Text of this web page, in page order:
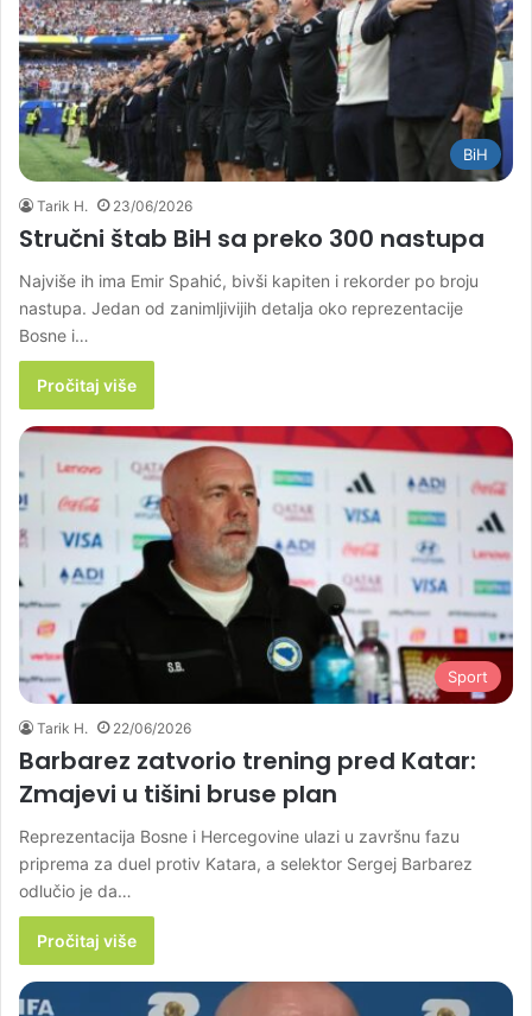
BiH
Tarik H. 23/06/2026
Stručni štab BiH sa preko 300 nastupa
Najviše ih ima Emir Spahić, bivši kapiten i rekorder po broju
nastupa. Jedan od zanimljivijih detalja oko reprezentacije
Bosne i…
Pročitaj više
Sport
Tarik H. 22/06/2026
Barbarez zatvorio trening pred Katar:
Zmajevi u tišini bruse plan
Reprezentacija Bosne i Hercegovine ulazi u završnu fazu
priprema za duel protiv Katara, a selektor Sergej Barbarez
odlučio je da…
Pročitaj više